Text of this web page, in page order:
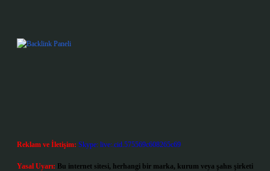
Reklam ve İletişim: Skype: live:.cid.575569c608265c69
Yasal Uyarı: Bu internet sitesi, herhangi bir marka, kurum veya şahıs şirketi